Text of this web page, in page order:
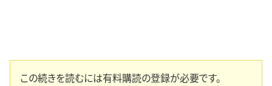
この続きを読むには有料購読の登録が必要です。